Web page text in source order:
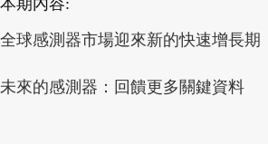
本期內容:
全球感測器市場迎來新的快速增長期
未來的感測器：回饋更多關鍵資料